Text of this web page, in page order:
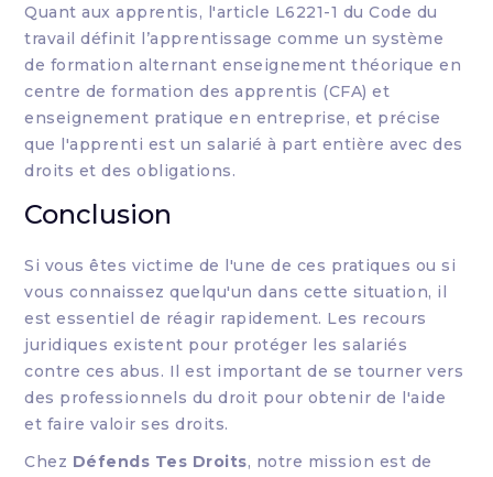
Quant aux apprentis, l'article L6221-1 du Code du
travail définit l’apprentissage comme un système
de formation alternant enseignement théorique en
centre de formation des apprentis (CFA) et
enseignement pratique en entreprise, et précise
que l'apprenti est un salarié à part entière avec des
droits et des obligations.
Conclusion
Si vous êtes victime de l'une de ces pratiques ou si
vous connaissez quelqu'un dans cette situation, il
est essentiel de réagir rapidement. Les recours
juridiques existent pour protéger les salariés
contre ces abus. Il est important de se tourner vers
des professionnels du droit pour obtenir de l'aide
et faire valoir ses droits.
Chez Défends Tes Droits, notre mission est de